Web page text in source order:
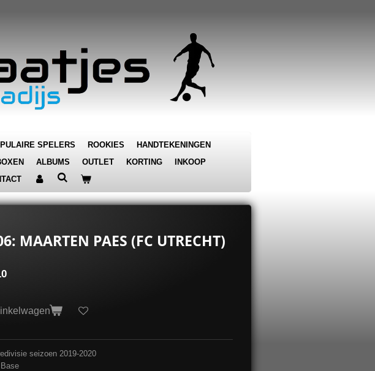
SPELERS ROOKIES
HANDTEKENINGEN
ALBUMS OUTLET KORTING
INKOOP
MAARTEN PAES (FC UTRECHT)
seizoen 2019-2020